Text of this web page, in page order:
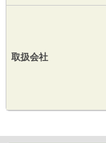
取扱会社